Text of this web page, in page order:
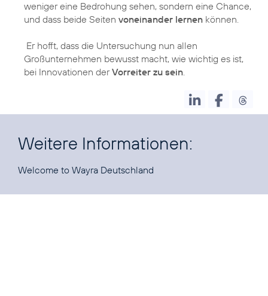
weniger eine Bedrohung sehen, sondern eine Chance,
und dass beide Seiten voneinander lernen können.
Er hofft, dass die Untersuchung nun allen
Großunternehmen bewusst macht, wie wichtig es ist,
bei Innovationen derVorreiter zu sein.
Weitere Informationen:
Welcome to Wayra Deutschland